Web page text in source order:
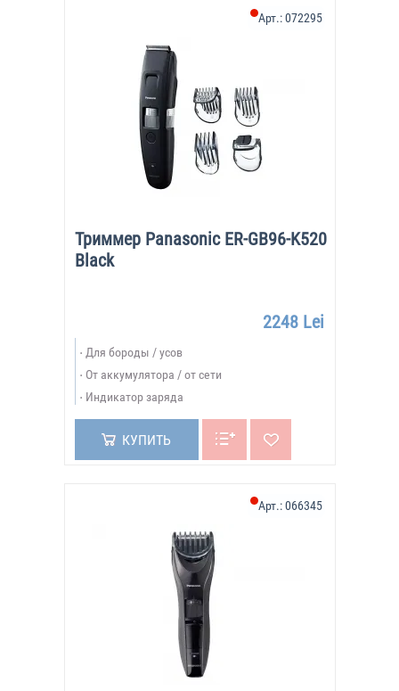
Триммер Panasonic ER-GB96-K520
Black
Арт.:072295
2248 Lei
Для бороды / усов
От аккумулятора / от сети
Индикатор заряда
КУПИТЬ
Арт.:066345